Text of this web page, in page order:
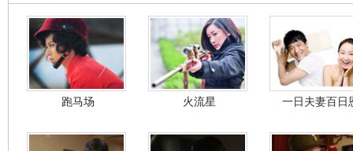
跑马场 火流星 一日夫妻百日